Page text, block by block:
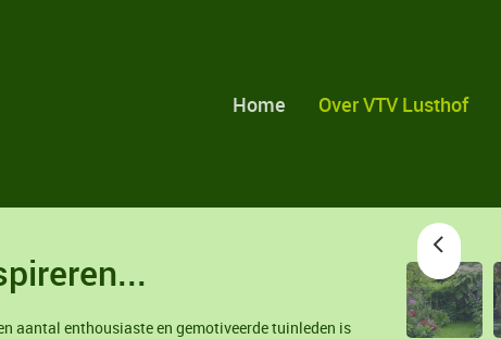
Home Over VTV Lusthof
aantal enthousiaste en gemotiveerde tuinleden is